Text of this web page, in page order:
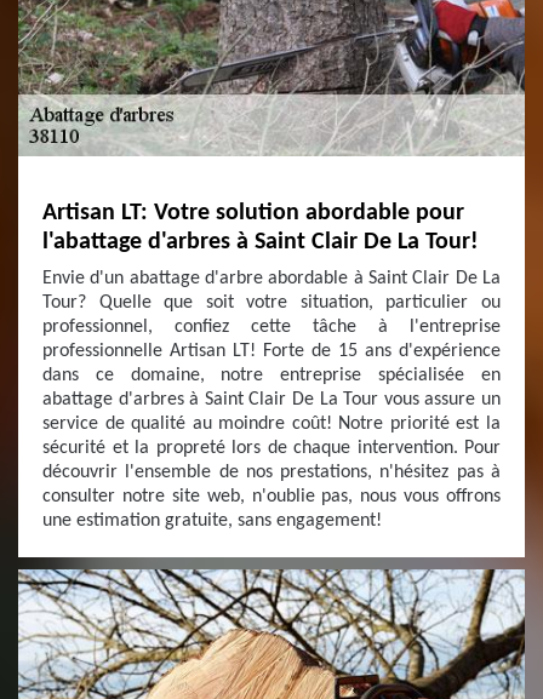
Artisan LT: Votre solution abordable pour
l'abattage d'arbres à Saint Clair De La Tour!
Envie d'un abattage d'arbre abordable à Saint Clair De La
Tour? Quelle que soit votre situation, particulier ou
professionnel, confiez cette tâche à l'entreprise
professionnelle Artisan LT! Forte de 15 ans d'expérience
dans ce domaine, notre entreprise spécialisée en
abattage d'arbres à Saint Clair De La Tour vous assure un
service de qualité au moindre coût! Notre priorité est la
sécurité et la propreté lors de chaque intervention. Pour
découvrir l'ensemble de nos prestations, n'hésitez pas à
consulter notre site web, n'oublie pas, nous vous offrons
une estimation gratuite, sans engagement!